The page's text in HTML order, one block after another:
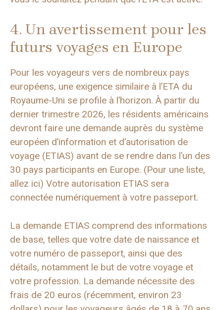
4. Un avertissement pour les
futurs voyages en Europe
Pour les voyageurs vers de nombreux pays
européens, une exigence similaire à l’ETA du
Royaume-Uni se profile à l’horizon. À partir du
dernier trimestre 2026, les résidents américains
devront faire une demande auprès du système
européen d’information et d’autorisation de
voyage (ETIAS) avant de se rendre dans l’un des
30 pays participants en Europe. (Pour une liste,
allez ici) Votre autorisation ETIAS sera
connectée numériquement à votre passeport.
La demande ETIAS comprend des informations
de base, telles que votre date de naissance et
votre numéro de passeport, ainsi que des
détails, notamment le but de votre voyage et
votre profession. La demande nécessite des
frais de 20 euros (récemment, environ 23